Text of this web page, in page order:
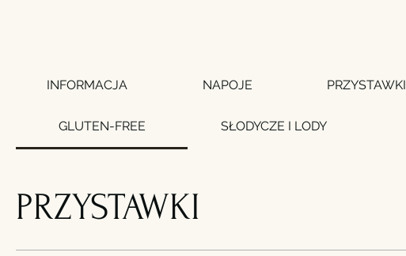
INFORMACJA NAPOJE PRZYSTAWKI
GLUTEN-FREE SŁODYCZE I LODY
PRZYSTAWKI